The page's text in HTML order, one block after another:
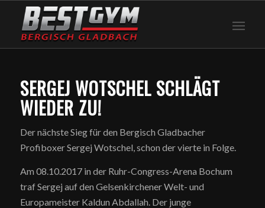
SERGEJ WOTSCHEL SCHLÄGT
WIEDER ZU!
Der nächste Sieg für den Bergisch Gladbacher
Profiboxer Sergej Wotschel, schon der vierte in Folge.
Am 08.10.2017 in der Ruhr-Congress-Arena Bochum
traf Sergej auf den Gelsenkirchener Welt- und
Europameister Kaldun Abdallah. Der junge